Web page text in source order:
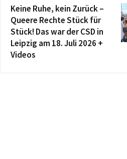
Keine Ruhe, kein Zurück –
Queere Rechte Stück für
Stück! Das war der CSD in
Leipzig am 18. Juli 2026 +
Videos